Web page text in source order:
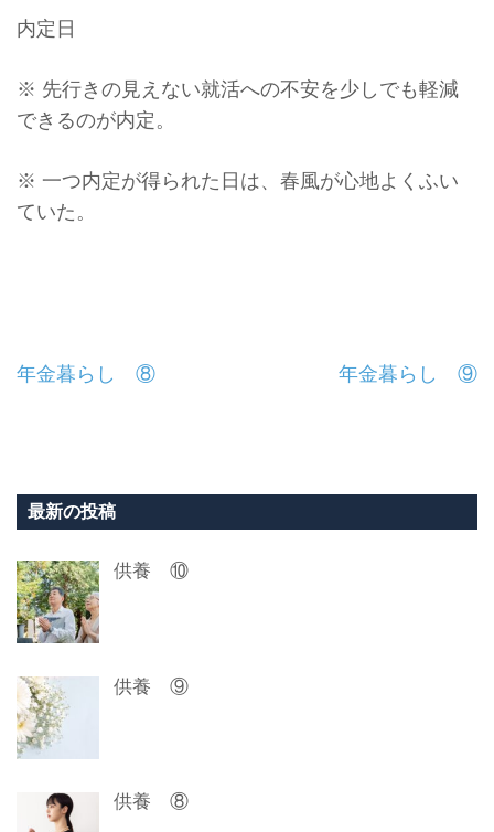
内定日
※ 先行きの見えない就活への不安を少しでも軽減
できるのが内定。
※ 一つ内定が得られた日は、春風が心地よくふい
ていた。
投
ビ
ー
シ
ョ
ン
年金暮らし ⑧ 年金暮らし ⑨
最新の投稿
供養 ⑩
供養 ⑨
供養 ⑧